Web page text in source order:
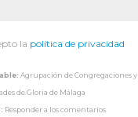
la política de privacidad
Agrupación de Congregaciones y
de Gloria de Málaga
Responder a los comentarios